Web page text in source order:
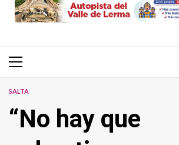
Primary
SALTA
“No hay que